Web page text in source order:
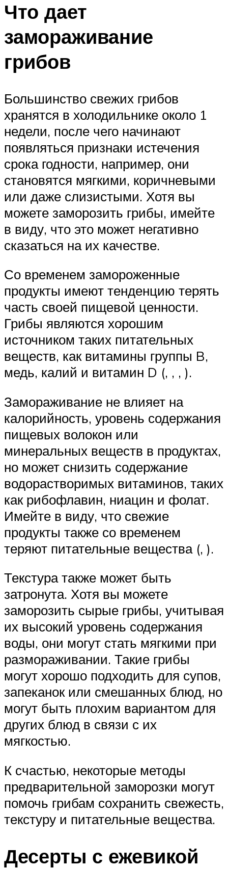
Что дает
замораживание
грибов
Большинство свежих грибов
хранятся в холодильнике около 1
недели, после чего начинают
появляться признаки истечения
срока годности, например, они
становятся мягкими, коричневыми
или даже слизистыми. Хотя вы
можете заморозить грибы, имейте
в виду, что это может негативно
сказаться на их качестве.
Со временем замороженные
продукты имеют тенденцию терять
часть своей пищевой ценности.
Грибы являются хорошим
источником таких питательных
веществ, как витамины группы B,
медь, калий и витамин D (, , , ).
Замораживание не влияет на
калорийность, уровень содержания
пищевых волокон или
минеральных веществ в продуктах,
но может снизить содержание
водорастворимых витаминов, таких
как рибофлавин, ниацин и фолат.
Имейте в виду, что свежие
продукты также со временем
теряют питательные вещества (, ).
Текстура также может быть
затронута. Хотя вы можете
заморозить сырые грибы, учитывая
их высокий уровень содержания
воды, они могут стать мягкими при
размораживании. Такие грибы
могут хорошо подходить для супов,
запеканок или смешанных блюд, но
могут быть плохим вариантом для
других блюд в связи с их
мягкостью.
К счастью, некоторые методы
предварительной заморозки могут
помочь грибам сохранить свежесть,
текстуру и питательные вещества.
Десерты с ежевикой